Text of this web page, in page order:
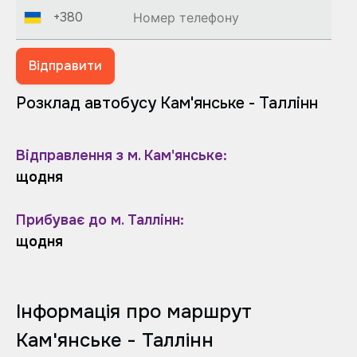
+380
Відправити
Розклад автобусу Кам'янське - Таллінн
Відправлення з м. Кам'янське:
щодня
Прибуває до м. Таллінн:
щодня
Інформація про маршрут
Кам'янське - Таллінн